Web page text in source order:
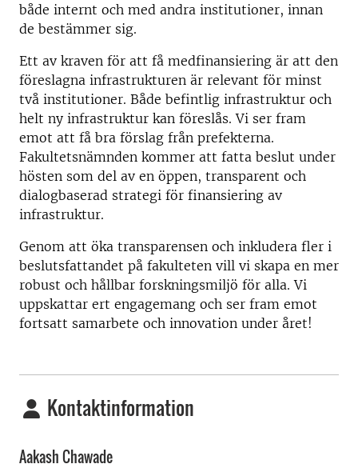
både internt och med andra institutioner, innan
de bestämmer sig.
Ett av kraven för att få medfinansiering är att den
föreslagna infrastrukturen är relevant för minst
två institutioner. Både befintlig infrastruktur och
helt ny infrastruktur kan föreslås. Vi ser fram
emot att få bra förslag från prefekterna.
Fakultetsnämnden kommer att fatta beslut under
hösten som del av en öppen, transparent och
dialogbaserad strategi för finansiering av
infrastruktur.
Genom att öka transparensen och inkludera fler i
beslutsfattandet på fakulteten vill vi skapa en mer
robust och hållbar forskningsmiljö för alla. Vi
uppskattar ert engagemang och ser fram emot
fortsatt samarbete och innovation under året!
Kontaktinformation
Aakash Chawade